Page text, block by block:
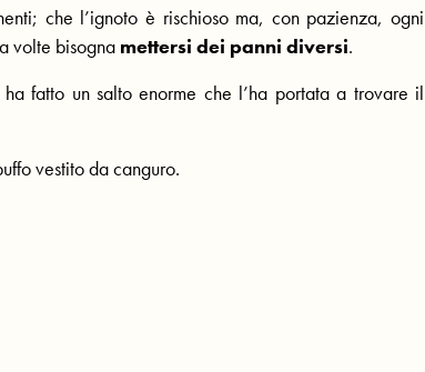
che l’ignoto è rischioso ma, con pazienza, ogni
volte bisogna mettersi dei panni diversi.
fatto un salto enorme che l’ha portata a trovare il
vestito da canguro.